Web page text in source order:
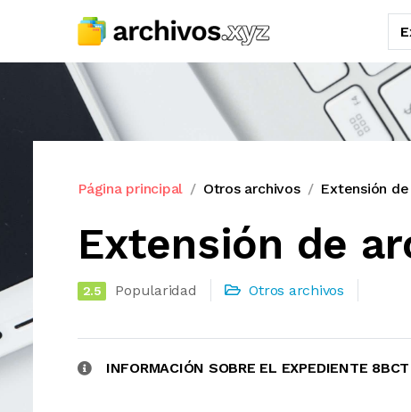
Página principal Otros archivos Extensión
Extensión de
2.5 Popularidad Otros archivos
INFORMACIÓN SOBRE EL EXPEDIENTE 8BCT